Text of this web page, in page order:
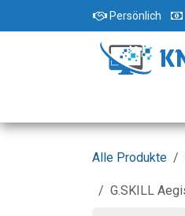
Zum Inhalt springenPersönlich
Alle Produkte
G.SKILL